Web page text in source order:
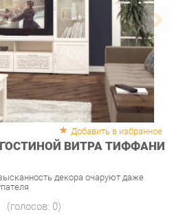
Добавить в избранное
ВИТРА ТИФФАНИ
декора очаруют даже
(голосов: